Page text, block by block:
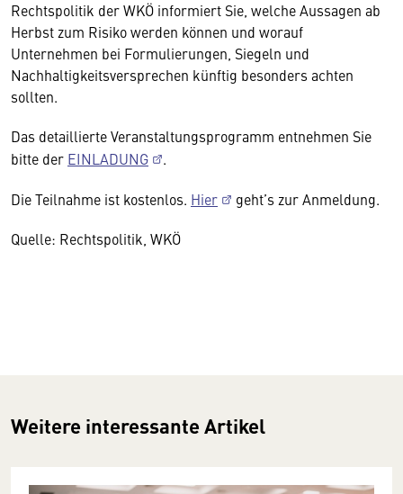
Rechtspolitik der WKÖ informiert Sie, welche Aussagen ab
Herbst zum Risiko werden können und worauf
Unternehmen bei Formulierungen, Siegeln und
Nachhaltigkeitsversprechen künftig besonders achten
sollten.
Das detaillierte Veranstaltungsprogramm entnehmen Sie
bitte der EINLADUNG .
Die Teilnahme ist kostenlos. Hier
geht’s zur Anmeldung.
Quelle: Rechtspolitik, WKÖ
Weitere interessante Artikel